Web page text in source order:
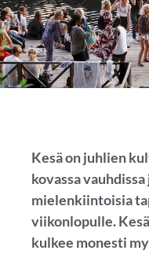
Kesä on juhlien
kovassa
mielenkiintoisia
viikonlopulle.
kulkee monesti